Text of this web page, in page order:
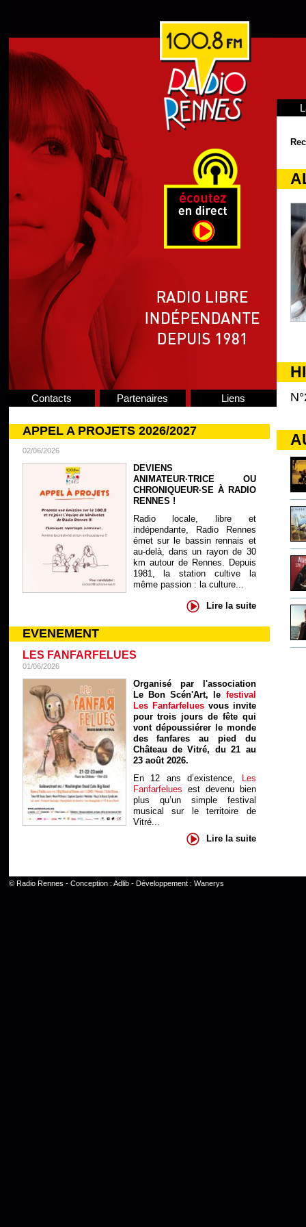
Contacts Partenaires Liens
APPEL A PROJETS 2026/2027
02/06/2026
DEVIENS
ANIMATEUR·TRICE OU
CHRONIQUEUR·SE À RADIO
RENNES !
Radio locale, libre et
indépendante, Radio Rennes
émet sur le bassin rennais et
au-delà, dans un rayon de 30
km autour de Rennes. Depuis
1981, la station cultive la
même passion : la culture...
Lire la suite
EVENEMENT
LES FANFARFELUES
01/06/2026
Organisé par l'association
Le Bon Scén'Art, le festival
Les Fanfarfelues vous invite
pour trois jours de fête qui
vont dépoussiérer le monde
des fanfares au pied du
Château de Vitré, du 21 au
23 août 2026.
En 12 ans d’existence, Les
Fanfarfelues est devenu bien
plus qu’un simple festival
musical sur le territoire de
Vitré...
Lire la suite
© Radio Rennes - Conception : Adlib- Développement : Wanerys